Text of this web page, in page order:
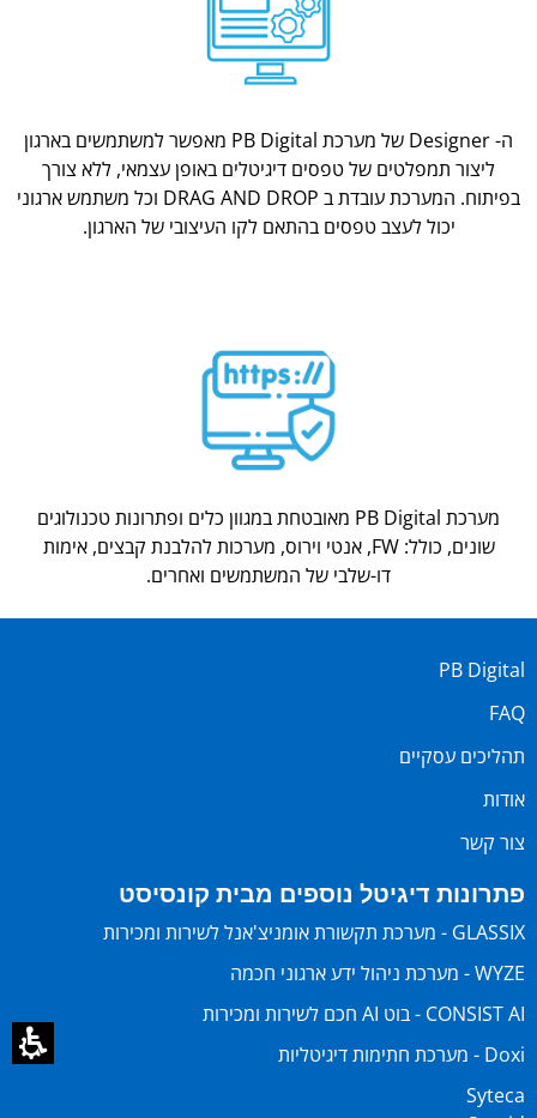
ה- Designer של מערכת PB Digital מאפשר למשתמשים בארגון
ליצור תמפלטים של טפסים דיגיטלים באופן עצמאי, ללא צורך
בפיתוח. המערכת עובדת ב DRAG AND DROP וכל משתמש ארגוני
יכול לעצב טפסים בהתאם לקו העיצובי של הארגון.
מערכת PB Digital מאובטחת במגוון כלים ופתרונות טכנולוגים
שונים, כולל: FW, אנטי וירוס, מערכות להלבנת קבצים, אימות
דו-שלבי של המשתמשים ואחרים.
PB Digital
FAQ
תהליכים עסקיים
אודות
צור קשר
פתרונות דיגיטל נוספים מבית קונסיסט
GLASSIX - מערכת תקשורת אומניצ'אנל לשירות ומכירות
WYZE - מערכת ניהול ידע ארגוני חכמה
CONSIST AI - בוט AI חכם לשירות ומכירות
Doxi - מערכת חתימות דיגיטליות
Syteca